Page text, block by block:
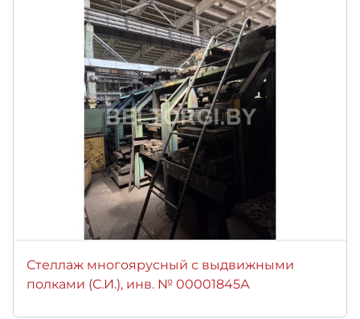
Стеллаж многоярусный с выдвижными
полками (С.И.), инв. № 00001845А